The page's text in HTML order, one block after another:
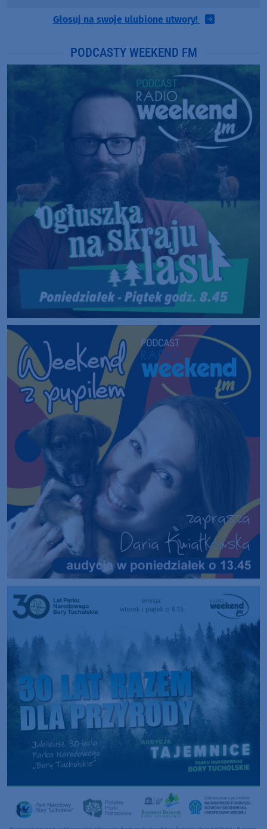
Głosuj na swoje ulubione utwory!
PODCASTY WEEKEND FM